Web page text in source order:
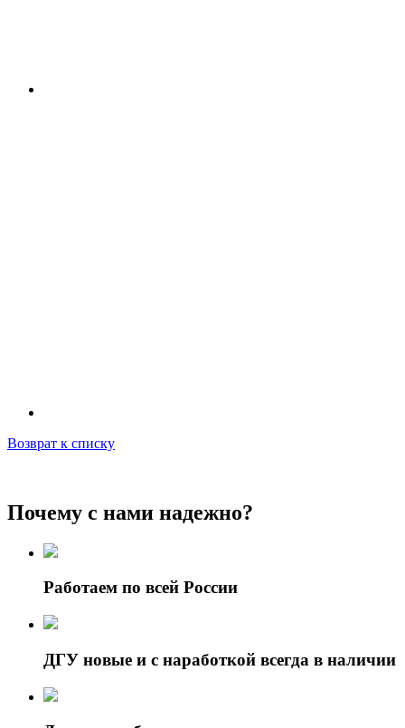
Возврат к списку
Почему с нами надежно?
Работаем по всей России
ДГУ новые и с наработкой всегда в наличии